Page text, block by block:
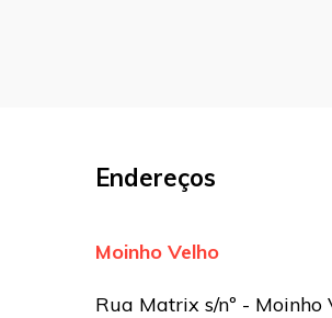
Endereços
Moinho Velho
Rua Matrix s/nº - Moinho